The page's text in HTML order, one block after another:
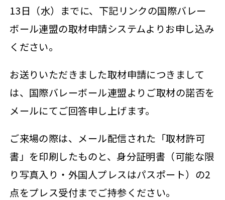
13日（水）
までに、下記リンクの国際バレー
ボール連盟の取材申請システムよりお申し込み
ください。
お送りいただきました取材申請につきまして
は、国際バレーボール連盟よりご取材の諾否を
メールにてご回答申し上げます。
ご来場の際は、メール配信された「取材許可
書」を印刷したものと、身分証明書（可能な限
り写真入り・外国人プレスはパスポート）の2
点をプレス受付までご持参ください。